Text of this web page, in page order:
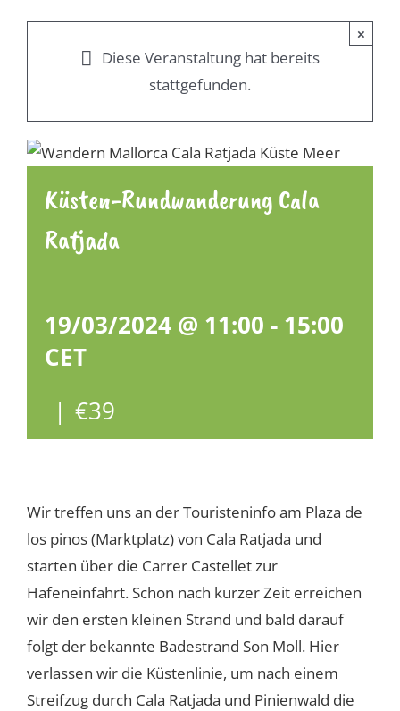
×
Diese Veranstaltung hat bereits
stattgefunden.
Küsten-Rundwanderung Cala
Ratjada
19/03/2024 @ 11:00 - 15:00
CET
| €39
Wir treffen uns an der Touristeninfo am Plaza de
los pinos (Marktplatz) von Cala Ratjada und
starten über die Carrer Castellet zur
Hafeneinfahrt. Schon nach kurzer Zeit erreichen
wir den ersten kleinen Strand und bald darauf
folgt der bekannte Badestrand Son Moll. Hier
verlassen wir die Küstenlinie, um nach einem
Streifzug durch Cala Ratjada und Pinienwald die